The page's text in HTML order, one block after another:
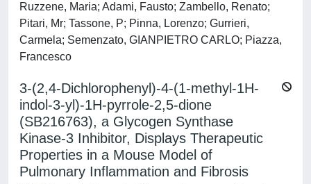
Ruzzene, Maria; Adami, Fausto; Zambello, Renato;
Pitari, Mr; Tassone, P; Pinna, Lorenzo; Gurrieri,
Carmela; Semenzato, GIANPIETRO CARLO; Piazza,
Francesco
3-(2,4-Dichlorophenyl)-4-(1-methyl-1H-
indol-3-yl)-1H-pyrrole-2,5-dione
(SB216763), a Glycogen Synthase
Kinase-3 Inhibitor, Displays Therapeutic
Properties in a Mouse Model of
Pulmonary Inflammation and Fibrosis